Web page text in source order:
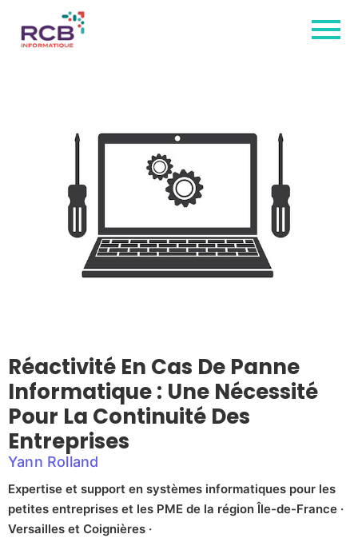
Réactivité En Cas De Panne
Informatique : Une Nécessité
Pour La Continuité Des
Entreprises
Yann Rolland
Expertise et support en systèmes informatiques pour les
petites entreprises et les PME de la région Île-de-France ·
Versailles et Coignières ·